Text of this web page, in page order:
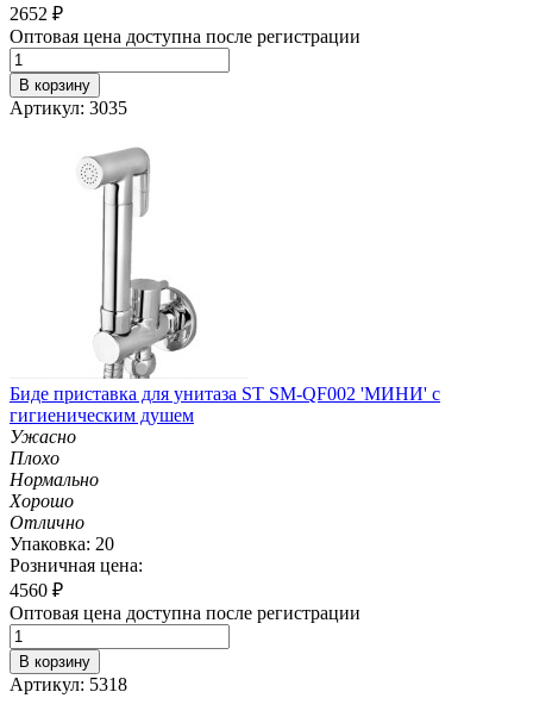
2652 ₽
Оптовая цена доступна после регистрации
В корзину
Артикул: 3035
Биде приставка для унитаза ST SM-QF002 'МИНИ' с
гигиеническим душем
Ужасно
Плохо
Нормально
Хорошо
Отлично
Упаковка: 20
Розничная цена:
4560 ₽
Оптовая цена доступна после регистрации
В корзину
Артикул: 5318